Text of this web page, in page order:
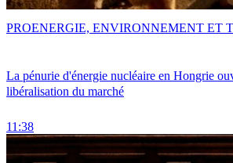
La pénurie d'énergie nucléaire en Hongrie
libéralisation du marché
11:38
PROENERGIE, ENVIRONNEMENT ET